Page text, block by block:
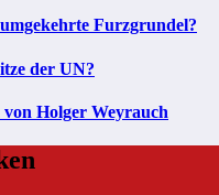
Furzgrundel?
der UN?
Holger Weyrauch